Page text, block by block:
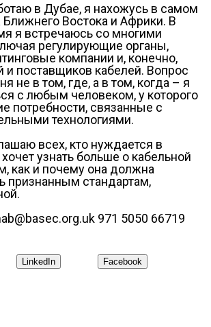
в Дубае, я нахожусь в самом
Ближнего Востока и Африки. В
я встречаюсь со многими
регулирующие органы,
компании и, конечно,
и поставщиков кабелей. Вопрос
не в том, где, а в том, когда – я
с любым человеком, у которого
потребности, связанные с
технологиями.
всех, кто нуждается в
узнать больше о кабельной
как и почему она должна
признанным стандартам,
971 5050 66719
LinkedIn Facebook